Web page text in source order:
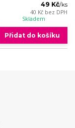
49 Kč/ks
40 Kč bez DPH
Skladem
Přidat do košíku